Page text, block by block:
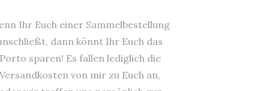
Ihr Euch einer Sammelbestellung
dann könnt Ihr Euch das
sparen! Es fallen lediglich die
Versandkosten von mir zu Euch an,